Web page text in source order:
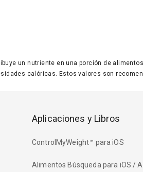
un nutriente en una porción de
calóricas. Estos valores son
Aplicaciones y Libros
ControlMyWeight™ para iOS
Alimentos Búsqueda para iOS /